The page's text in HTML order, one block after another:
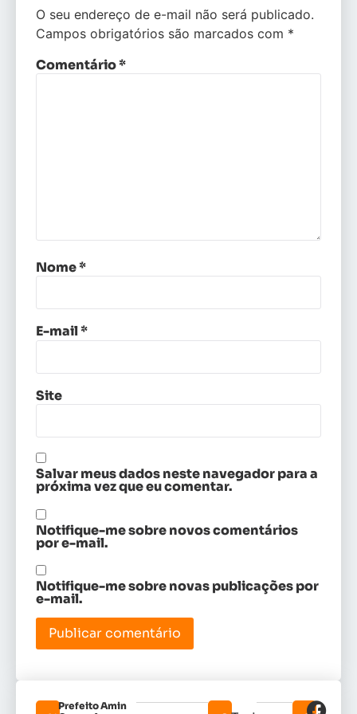
O seu endereço de e-mail não será publicado.
Campos obrigatórios são marcados com *
Comentário*
Nome*
E-mail*
Site
Salvar meus dados neste navegador para a
próxima vez que eu comentar.
Notifique-me sobre novos comentários
por e-mail.
Notifique-me sobre novas publicações por
e-mail.
Prefeito Amin